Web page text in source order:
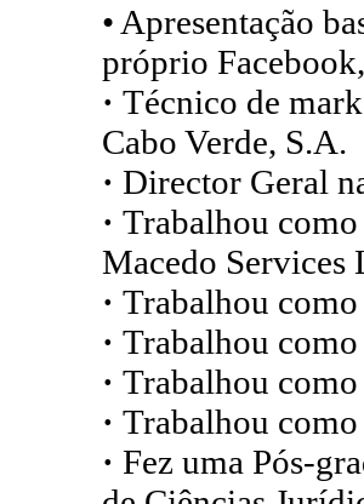
• Apresentação
próprio
· Técnico de
Cabo Verde, S.A.
· Director Geral
· Trabalhou
Macedo Services
· Trabalhou
· Trabalhou
· Trabalhou
· Trabalhou
· Fez uma Pós-